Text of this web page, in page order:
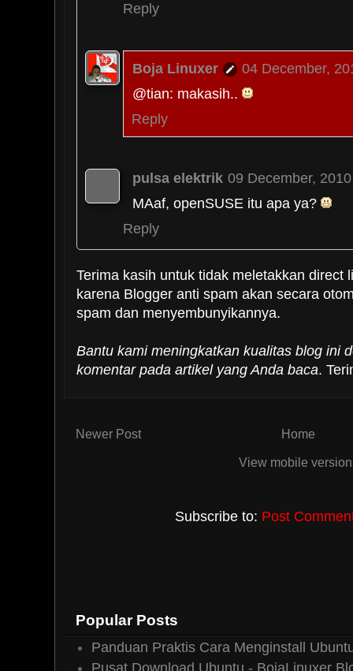
Reply
Boja Linuxer
04 December,
@tian: makasih..
Reply
pulsa elektrik 09 December,
MAaf, openSUSE itu apa ya?
Reply
Terima kasih untuk tidak meletakkan direct
karena Blogger anti spam akan secara
spam dan menyembunyikannya.
Bantu kami meningkatkan kualitas blog ini
komentar pada artikel yang Anda baca.
Newer Post Home
View mobile version
Subscribe to: Post
Popular Posts
Panduan Praktis Cara Menginstall
Pusat Download Ubuntu - BojaLinuxer